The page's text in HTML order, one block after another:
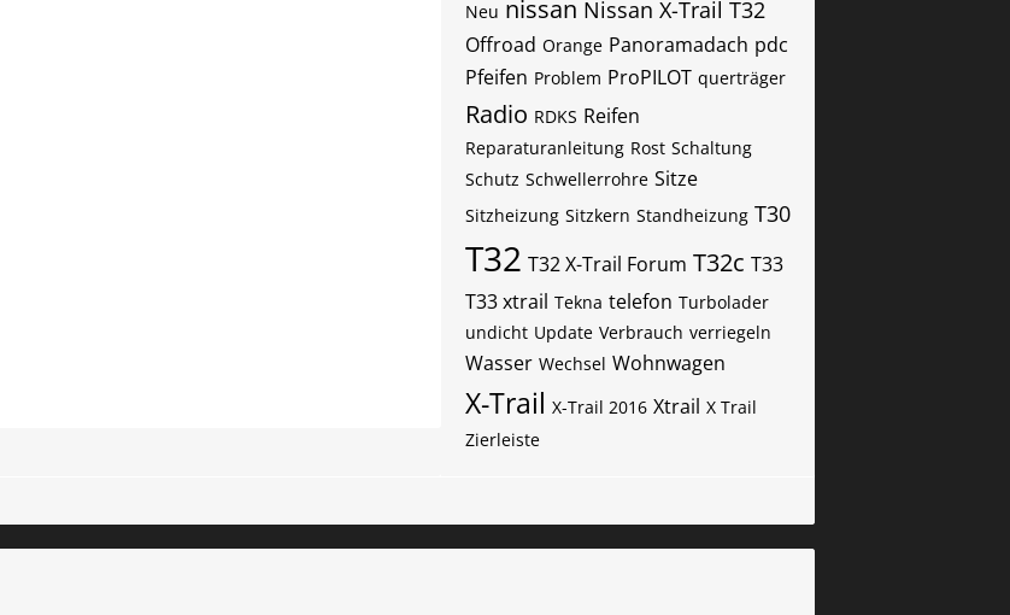
Neu nissan Nissan X-Trail T32
Offroad Orange Panoramadach pdc
Pfeifen Problem ProPILOT querträger
Radio RDKS Reifen
Reparaturanleitung Rost Schaltung
Schutz Schwellerrohre Sitze
Sitzheizung Sitzkern Standheizung T30
T32 T32 X-Trail Forum T32c T33
T33 xtrail Tekna telefon Turbolader
undicht Update Verbrauch verriegeln
Wasser Wechsel Wohnwagen
X-Trail X-Trail 2016 Xtrail X Trail
Zierleiste